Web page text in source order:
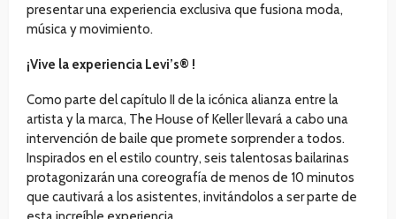
presentar una experiencia exclusiva que fusiona moda,
música y movimiento.
¡Vive la experiencia Levi’s® !
Como parte del capítulo II de la icónica alianza entre la
artista y la marca, The House of Keller llevará a cabo una
intervención de baile que promete sorprender a todos.
Inspirados en el estilo country, seis talentosas bailarinas
protagonizarán una coreografía de menos de 10 minutos
que cautivará a los asistentes, invitándolos a ser parte de